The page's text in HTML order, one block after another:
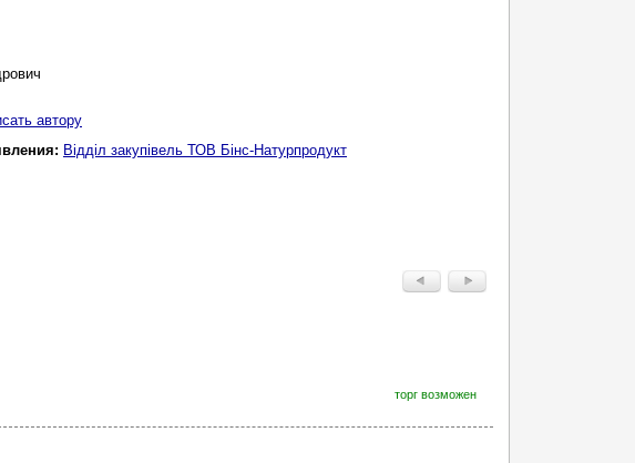
автору
Відділ закупівель ТОВ Бінс-Натурпродукт
торг возможен